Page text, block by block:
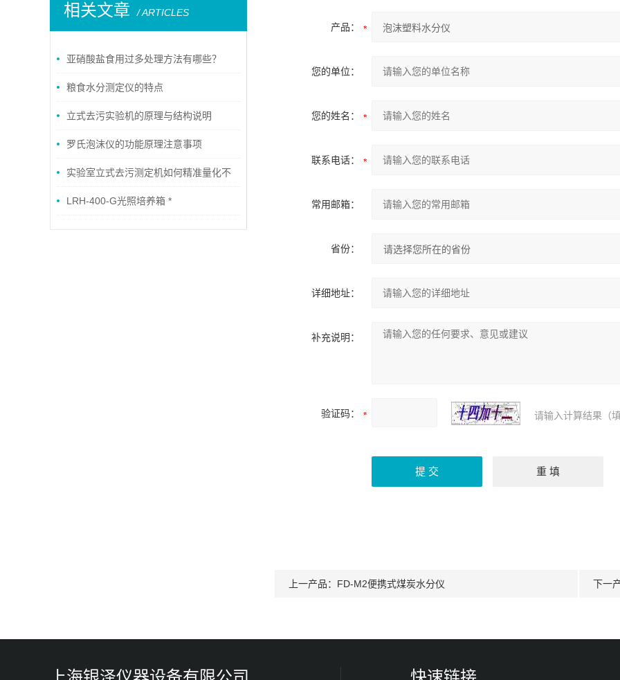
相关文章 / ARTICLES
亚硝酸盐食用过多处理方法有哪些？
粮食水分测定仪的特点
立式去污实验机的原理与结构说明
罗氏泡沫仪的功能原理注意事项
实验室立式去污测定机如何精准量化不
同产品的实际去污性能？
LRH-400-G光照培养箱 *
产品：
您的单位：
您的姓名：
联系电话：
常用邮箱：
省份：
详细地址：
补充说明：
验证码： 请输入计算结果（
上一产品： FD-M2便携式煤炭水分仪 下一